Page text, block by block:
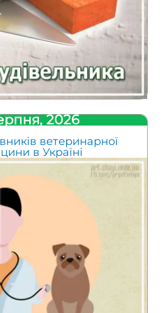
2026
ветеринарної
в Україні